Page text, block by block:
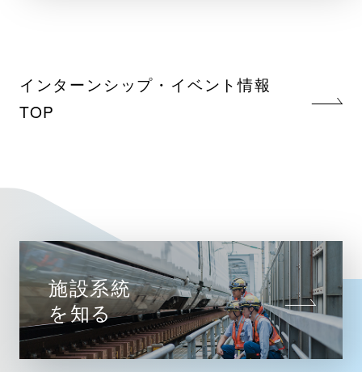
インターンシップ・イベント情報
TOP
施設系統
を知る